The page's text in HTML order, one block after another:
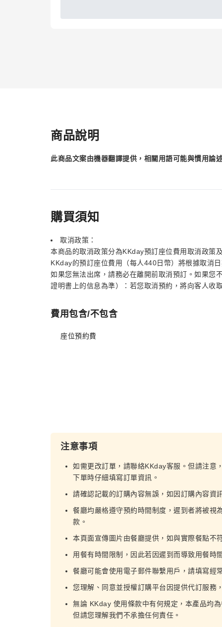
商品說明
此商品文案由機器翻譯提供，相關用語可能與慣用論
購買須知
取消政策：
本商品的取消政策分為KKday預訂座位費用取消政策
KKday的預訂座位費用（每人440日幣）將根據取消
如果您無法出席，請務必在離開前取消預訂。如果您
證明書上的信息為準）：若您取消預約，將向客人收
費用包含/不包含
座位預約費
注意事項
如需更改訂單，請聯絡KKday客服。但請注意
下單時仔細填寫訂單資訊。
請確認記載的訂購內容無誤，如因訂購內容資
餐廳均嚴格遵守預約時間制度，遲到者將被視
款。
本頁面宣傳圖片由餐廳提供，如與實際餐點不
用餐有時間限制，因此若因遲到而導致用餐時
餐廳可能會使用電子郵件聯繫用戶，請填寫經
您理解、同意並授權訂購平台因提供代訂服務
無論 KKday 使用條款中有何規定，本產品均
但請您理解我們不承擔任何責任。